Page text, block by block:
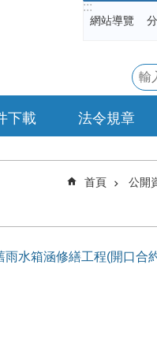
:::
網站導覽
下載 法令規章
首頁 公開
水箱涵修繕工程(開口合